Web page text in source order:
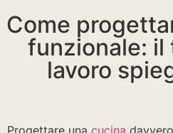
Come
funzionale: il
lavoro
Progettare una cucina